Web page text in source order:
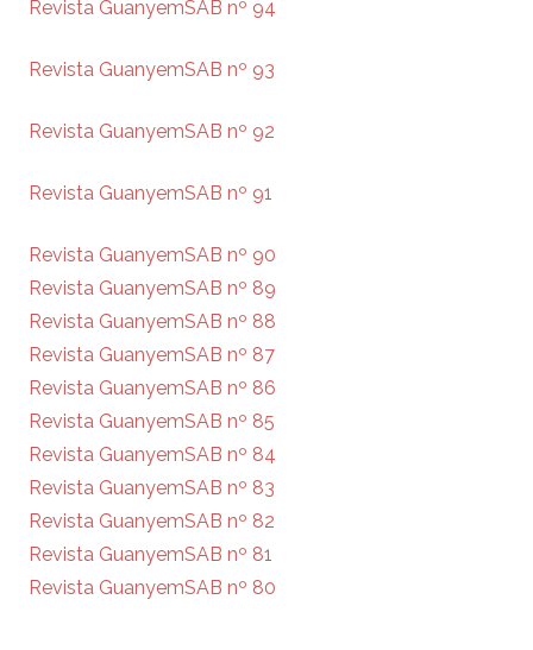
Revista GuanyemSAB nº 94
Revista GuanyemSAB nº 93
Revista GuanyemSAB nº 92
Revista GuanyemSAB nº 91
Revista GuanyemSAB nº 90
Revista GuanyemSAB nº 89
Revista GuanyemSAB nº 88
Revista GuanyemSAB nº 87
Revista GuanyemSAB nº 86
Revista GuanyemSAB nº 85
Revista GuanyemSAB nº 84
Revista GuanyemSAB nº 83
Revista GuanyemSAB nº 82
Revista GuanyemSAB nº 81
Revista GuanyemSAB nº 80